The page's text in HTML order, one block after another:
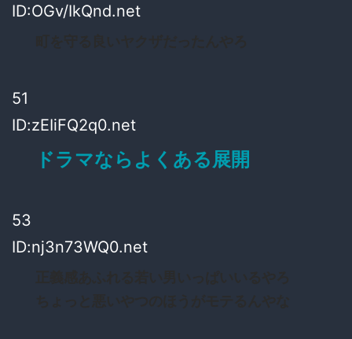
ID:OGv/IkQnd.net
51
ID:zEIiFQ2q0.net
ドラマならよくある展開
53
ID:nj3n73WQ0.net